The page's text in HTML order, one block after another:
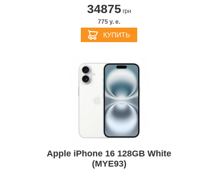
34875грн
775 y. e.
КУПИТЬ
Apple iPhone 16 128GB White
(MYE93)